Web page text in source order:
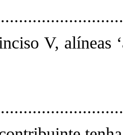
V, alíneas